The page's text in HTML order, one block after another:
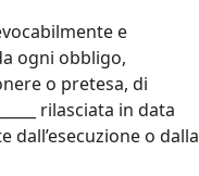
e
ogni obbligo,
o pretesa, di
rilasciata in data
dall’esecuzione o dalla